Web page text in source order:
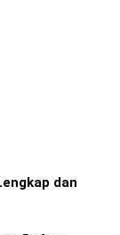
dan